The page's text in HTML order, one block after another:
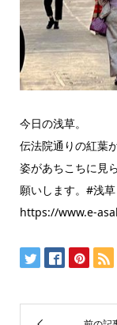
今日の浅草。
伝法院通りの紅葉
姿があちこちに見
願いします。#浅
https://www.e-